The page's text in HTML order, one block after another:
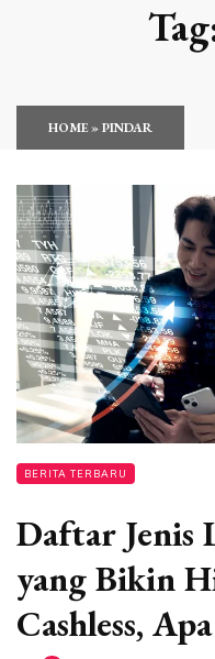
HOME»PINDAR
BERITA TERBARU
Daftar Jenis
yang Bikin
Cashless,